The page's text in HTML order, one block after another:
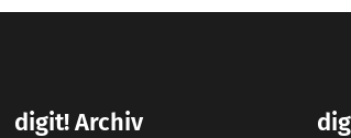
digit! Archiv